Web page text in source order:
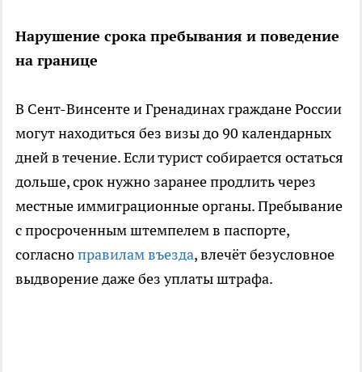
Нарушение срока пребывания и поведение
на границе
В Сент-Винсенте и Гренадинах граждане России
могут находиться без визы до 90 календарных
дней в течение. Если турист собирается остаться
дольше, срок нужно заранее продлить через
местные иммиграционные органы. Пребывание
с просроченным штемпелем в паспорте,
согласноправилам въезда, влечёт безусловное
выдворение даже без уплаты штрафа.